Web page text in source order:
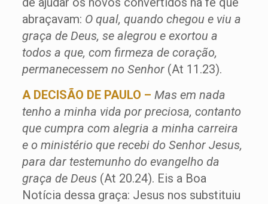
abraçavam: O qual, quando chegou e viu a
graça de Deus, se alegrou e exortou a
todos a que, com firmeza de coração,
permanecessem no Senhor (At 11.23).
A DECISÃO DE PAULO – Mas em nada
tenho a minha vida por preciosa, contanto
que cumpra com alegria a minha carreira
e o ministério que recebi do Senhor Jesus,
para dar testemunho do evangelho da
graça de Deus (At 20.24). Eis a Boa
Notícia dessa graça: Jesus nos substituiu